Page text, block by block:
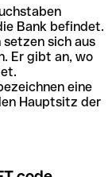
Bank befindet.
setzen sich aus
Er gibt an, wo
eine
Hauptsitz der